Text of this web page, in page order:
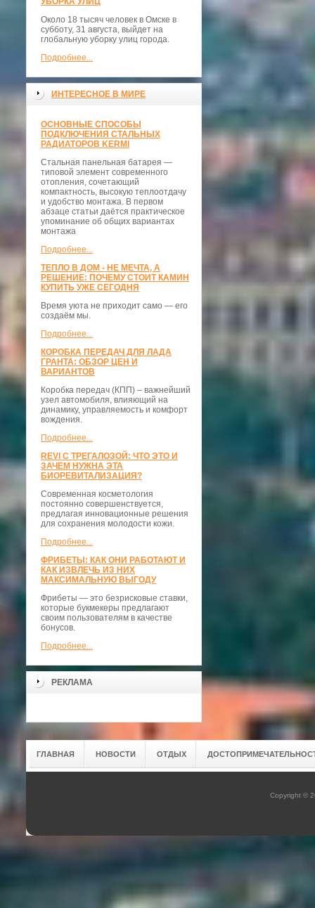
Около 18 тысяч человек в Омске в
субботу, 31 августа, выйдет на
глобальную уборку улиц города.
Подробнее...
ИНТЕРЕСНОЕ В МИРЕ
ОСНОВНЫЕ СПОСОБЫ
ПОДКЛЮЧЕНИЯ СТАЛЬНЫХ
РАДИАТОРОВ KERMI
Стальная панельная батарея —
типовой элемент современного
отопления, сочетающий
компактность, высокую теплоотдачу
и удобство монтажа. В первом
абзаце статьи даётся практическое
упоминание об общих вариантах
монтажа
Подробнее...
ТЕПЛО В ДОМ - НЕ МЕЧТА, А
РЕШЕНИЕ: ПОЧЕМУ СТОИТ КАМИН
КУПИТЬ УЖЕ СЕГОДНЯ
Время уюта не приходит само — его
создаём мы.
Подробнее...
КОРОБКА ПЕРЕДАЧ ДЛЯ ЛАДА
ГРАНТА: ОБЗОР ЦЕН И
ВАРИАНТОВ
Коробка передач (КПП) – важнейший
узел автомобиля, влияющий на
динамику, управляемость и комфорт
вождения.
Подробнее...
REVI С ТРЕГАЛОЗОЙ: ЧТО ЭТО И
ЗАЧЕМ НУЖНА ЭТА
БИОРЕВИТАЛИЗАЦИЯ?
Современная косметология
постоянно совершенствуется,
предлагая инновационные решения
для сохранения молодости кожи.
Подробнее...
ФРИБЕТЫ: КАК ОНИ РАБОТАЮТ И
КАК ИЗВЛЕЧЬ ИЗ НИХ
МАКСИМАЛЬНУЮ ВЫГОДУ
Фрибеты — это безрисковые ставки,
которые букмекеры предлагают
своим пользователям в качестве
бонусов.
Подробнее...
РЕКЛАМА
ГЛАВНАЯ НОВОСТИ ОТДЫХ
Copyright ©